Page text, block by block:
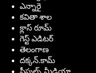
ఎన్నారై
కవితా శాల
క్లాస్ రూమ్
గెస్ట్ ఎడిటర్
తెలంగాణ
దక్కన్.కామ్
పీపుల్స్ ‌మీడియా